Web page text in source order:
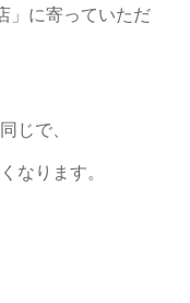
」に寄っていただ
じで、
なります。